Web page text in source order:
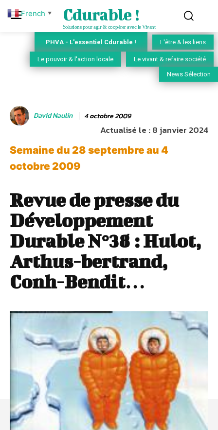
Cdurable !
Solutions pour agir & coopérer avec le Vivant
PHVA - L'essentiel Cdurable ! L'être & les liens
Le pouvoir & l'action locale Le vivant & refaire société
News Sélection
David Naulin 4 octobre 2009
Actualisé le :8 janvier 2024
Semaine du 28 septembre au 4
octobre 2009
Revue de presse du
Développement
Durable N°38 : Hulot,
Arthus-bertrand,
Conh-Bendit…
French ▼